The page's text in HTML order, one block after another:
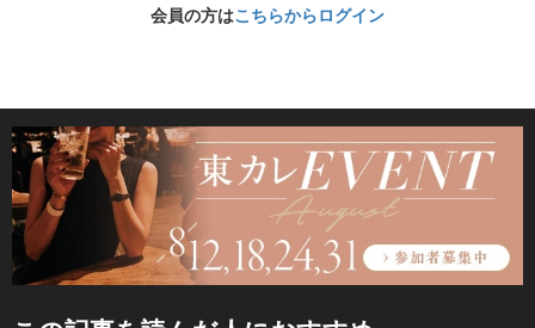
会員の方はこちらからログイン